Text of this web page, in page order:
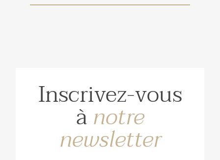
Inscrivez-vous
ànotre
newsletter